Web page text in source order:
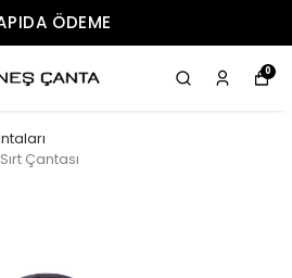
ÜCRETSIZ KARGO
0
Çantası